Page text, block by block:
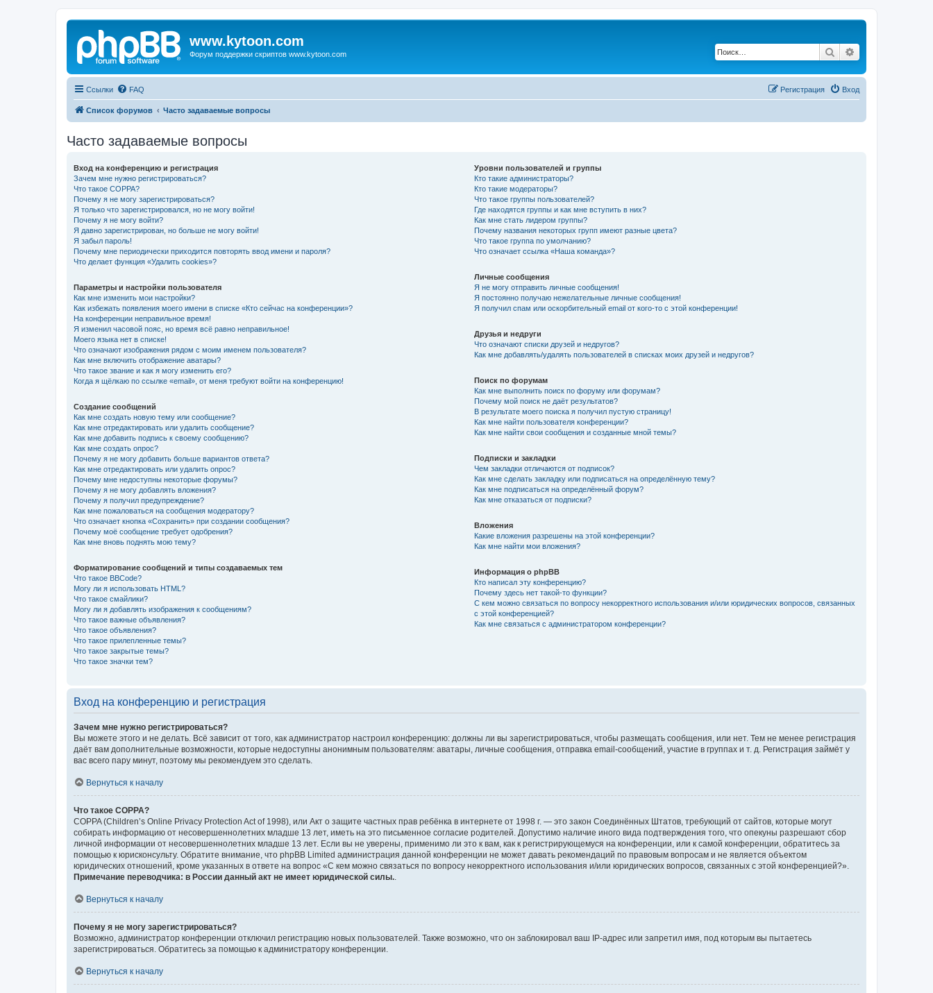
www.kytoon.com
Форум поддержки скриптов www.kytoon.com Поиск
Ссылки FAQ Вход
Регистрация
Список форумов Часто задаваемые вопросы
Часто задаваемые вопросы
Вход на конференцию и регистрация
Зачем мне нужно регистрироваться?
Что такое COPPA?
Почему я не могу зарегистрироваться?
Я только что зарегистрировался, но не могу войти!
Почему я не могу войти?
Я давно зарегистрирован, но больше не могу войти!
Я забыл пароль!
Почему мне периодически приходится повторять ввод имени и пароля?
Что делает функция «Удалить cookies»?
Параметры и настройки пользователя
Как мне изменить мои настройки?
Как избежать появления моего имени в списке «Кто сейчас на конференции»?
На конференции неправильное время!
Я изменил часовой пояс, но время всё равно неправильное!
Моего языка нет в списке!
Что означают изображения рядом с моим именем пользователя?
Как мне включить отображение аватары?
Что такое звание и как я могу изменить его?
Когда я щёлкаю по ссылке «email», от меня требуют войти на конференцию!
Создание сообщений
Как мне создать новую тему или сообщение?
Как мне отредактировать или удалить сообщение?
Как мне добавить подпись к своему сообщению?
Как мне создать опрос?
Почему я не могу добавить больше вариантов ответа?
Как мне отредактировать или удалить опрос?
Почему мне недоступны некоторые форумы?
Почему я не могу добавлять вложения?
Почему я получил предупреждение?
Как мне пожаловаться на сообщения модератору?
Что означает кнопка «Сохранить» при создании сообщения?
Почему моё сообщение требует одобрения?
Как мне вновь поднять мою тему?
Форматирование сообщений и типы создаваемых тем
Что такое BBCode?
Могу ли я использовать HTML?
Что такое смайлики?
Могу ли я добавлять изображения к сообщениям?
Что такое важные объявления?
Что такое объявления?
Что такое прилепленные темы?
Что такое закрытые темы?
Что такое значки тем?
Уровни пользователей и группы
Кто такие администраторы?
Кто такие модераторы?
Что такое группы пользователей?
Где находятся группы и как мне вступить в них?
Как мне стать лидером группы?
Почему названия некоторых групп имеют разные цвета?
Что такое группа по умолчанию?
Что означает ссылка «Наша команда»?
Личные сообщения
Я не могу отправить личные сообщения!
Я постоянно получаю нежелательные личные сообщения!
Я получил спам или оскорбительный email от кого-то с этой конференции!
Друзья и недруги
Что означают списки друзей и недругов?
Как мне добавлять/удалять пользователей в списках моих друзей и недругов?
Поиск по форумам
Как мне выполнить поиск по форуму или форумам?
Почему мой поиск не даёт результатов?
В результате моего поиска я получил пустую страницу!
Как мне найти пользователя конференции?
Как мне найти свои сообщения и созданные мной темы?
Подписки и закладки
Чем закладки отличаются от подписок?
Как мне сделать закладку или подписаться на определённую тему?
Как мне подписаться на определённый форум?
Как мне отказаться от подписки?
Вложения
Какие вложения разрешены на этой конференции?
Как мне найти мои вложения?
Информация о phpBB
Кто написал эту конференцию?
Почему здесь нет такой-то функции?
С кем можно связаться по вопросу некорректного использования и/или юридических вопросов, связанных
с этой конференцией?
Как мне связаться с администратором конференции?
Вход на конференцию и регистрация
Зачем мне нужно регистрироваться?
Вы можете этого и не делать. Всё зависит от того, как администратор настроил конференцию: должны ли вы зарегистрироваться, чтобы размещать сообщения, или нет. Тем не менее регистрация
даёт вам дополнительные возможности, которые недоступны анонимным пользователям: аватары, личные сообщения, отправка email-сообщений, участие в группах и т. д. Регистрация займёт у
вас всего пару минут, поэтому мы рекомендуем это сделать.
Вернуться к началу
Что такое COPPA?
COPPA (Children’s Online Privacy Protection Act of 1998), или Акт о защите частных прав ребёнка в интернете от 1998 г. — это закон Соединённых Штатов, требующий от сайтов, которые могут
собирать информацию от несовершеннолетних младше 13 лет, иметь на это письменное согласие родителей. Допустимо наличие иного вида подтверждения того, что опекуны разрешают сбор
личной информации от несовершеннолетних младше 13 лет. Если вы не уверены, применимо ли это к вам, как к регистрирующемуся на конференции, или к самой конференции, обратитесь за
помощью к юрисконсульту. Обратите внимание, что phpBB Limited администрация данной конференции не может давать рекомендаций по правовым вопросам и не является объектом
юридических отношений, кроме указанных в ответе на вопрос «С кем можно связаться по вопросу некорректного использования и/или юридических вопросов, связанных с этой конференцией?».
Примечание переводчика: в России данный акт не имеет юридической силы.
Вернуться к началу
Почему я не могу зарегистрироваться?
Возможно, администратор конференции отключил регистрацию новых пользователей. Также возможно, что он заблокировал ваш IP-адрес или запретил имя, под которым вы пытаетесь
зарегистрироваться. Обратитесь за помощью к администратору конференции.
Вернуться к началу